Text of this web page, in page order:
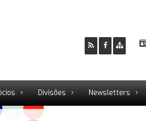
Divisões Newsletters